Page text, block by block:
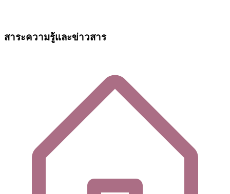
สาระความรู้และข่าวสาร